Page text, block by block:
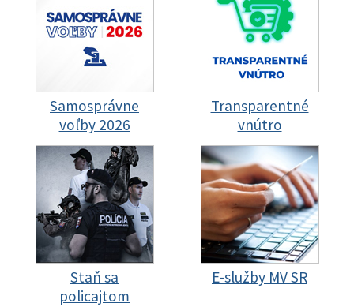
Samosprávne
voľby 2026
Transparentné
vnútro
Staň sa
policajtom
E-služby MV SR